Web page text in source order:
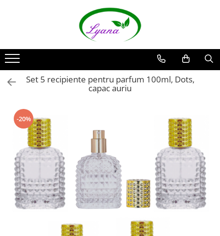
Sticlute rollon si creioane
aromaterapie
Sticlute cu pulverizator spray
Sticlute cu picurator si sticlute cu
pensula
Sticlute pentru parfum
Borcane pentru creme si sticlute
pentru lotiuni
Set 5 recipiente pentru parfum 100ml, Dots,
capac auriu
-20%